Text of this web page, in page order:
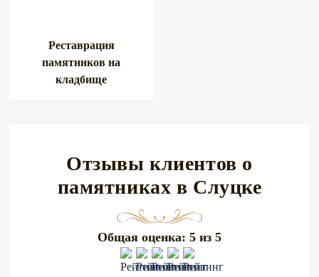
Реставрация
памятников на
кладбище
Отзывы клиентов о
памятниках в Слуцке
Общая оценка: 5 из 5